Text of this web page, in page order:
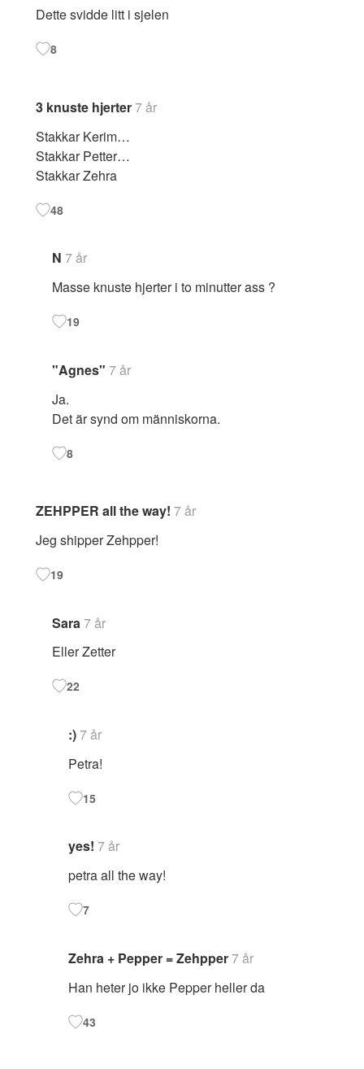
Dette svidde litt i sjelen
8
3 knuste hjerter7 år
Stakkar Kerim…
Stakkar Petter…
Stakkar Zehra
48
N 7 år
Masse knuste hjerter i to minutter ass ?
19
"Agnes" 7 år
Ja.
Det är synd om människorna.
8
ZEHPPER all the way! 7 år
Jeg shipper Zehpper!
19
Sara 7 år
Eller Zetter
22
:)7 år
Petra!
15
yes! 7 år
petra all the way!
7
Zehra + Pepper = Zehpper7 år
Han heter jo ikke Pepper heller da
43